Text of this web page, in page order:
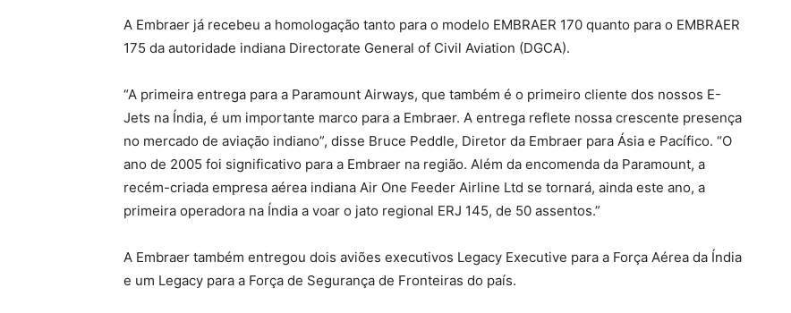
A Embraer já recebeu a homologação tanto para o modelo EMBRAER 170 quanto para o EMBRAER
175 da autoridade indiana Directorate General of Civil Aviation (DGCA).
“A primeira entrega para a Paramount Airways, que também é o primeiro cliente dos nossos E-
Jets na Índia, é um importante marco para a Embraer. A entrega reflete nossa crescente presença
no mercado de aviação indiano”, disse Bruce Peddle, Diretor da Embraer para Ásia e Pacífico. “O
ano de 2005 foi significativo para a Embraer na região. Além da encomenda da Paramount, a
recém-criada empresa aérea indiana Air One Feeder Airline Ltd se tornará, ainda este ano, a
primeira operadora na Índia a voar o jato regional ERJ 145, de 50 assentos.”
A Embraer também entregou dois aviões executivos Legacy Executive para a Força Aérea da Índia
e um Legacy para a Força de Segurança de Fronteiras do país.